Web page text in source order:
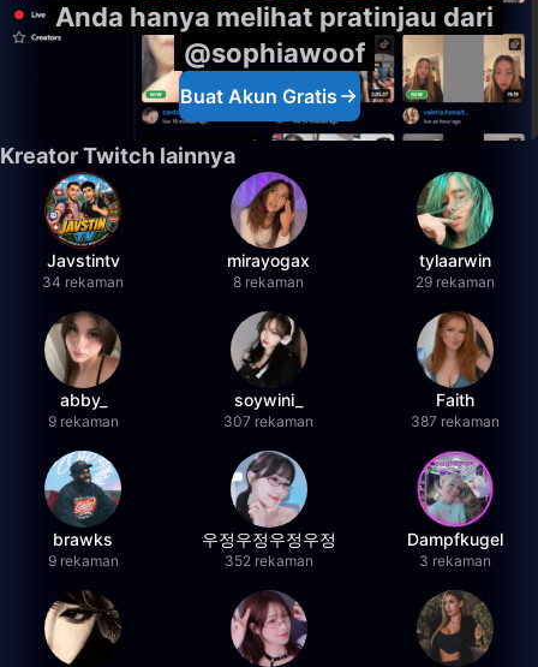
Anda hanya melihat pratinjau dari
@sophiawoof
Buat Akun Gratis
Kreator Twitch lainnya
Javstintv
34 rekaman
mirayogax
8 rekaman
tylaarwin
29 rekaman
abby_
9 rekaman
soywini_
307 rekaman
Faith
387 rekaman
brawks
9 rekaman
우정우정우정우정
352 rekaman
Dampfkugel
3 rekaman